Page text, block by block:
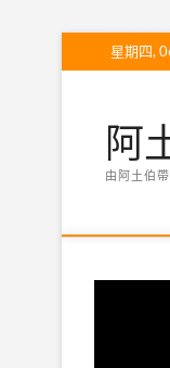
to
星期四,
阿
由阿土伯